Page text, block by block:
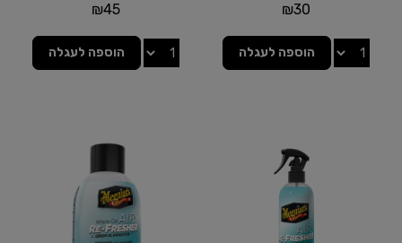
₪30
הוספה לעגלה
₪45
הוספה לעגלה